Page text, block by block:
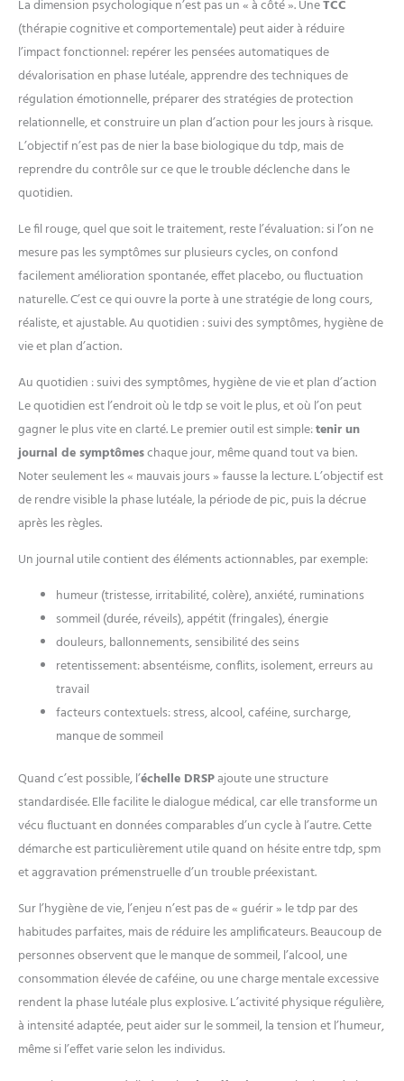
La dimension psychologique n’est pas un « à côté ». UneTCC
(thérapie cognitive et comportementale) peut aider à réduire
l’impact fonctionnel: repérer les pensées automatiques de
dévalorisation en phase lutéale, apprendre des techniques de
régulation émotionnelle, préparer des stratégies de protection
relationnelle, et construire un plan d’action pour les jours à risque.
L’objectif n’est pas de nier la base biologique du tdp, mais de
reprendre du contrôle sur ce que le trouble déclenche dans le
quotidien.
Le fil rouge, quel que soit le traitement, reste l’évaluation: si l’on ne
mesure pas les symptômes sur plusieurs cycles, on confond
facilement amélioration spontanée, effet placebo, ou fluctuation
naturelle. C’est ce qui ouvre la porte à une stratégie de long cours,
réaliste, et ajustable. Au quotidien : suivi des symptômes, hygiène de
vie et plan d’action.
Au quotidien : suivi des symptômes, hygiène de vie et plan d’action
Le quotidien est l’endroit où le tdp se voit le plus, et où l’on peut
gagner le plus vite en clarté. Le premier outil est simple:tenir un
journal de symptômeschaque jour, même quand tout va bien.
Noter seulement les « mauvais jours » fausse la lecture. L’objectif est
de rendre visible la phase lutéale, la période de pic, puis la décrue
après les règles.
Un journal utile contient des éléments actionnables, par exemple:
humeur (tristesse, irritabilité, colère), anxiété, ruminations
sommeil (durée, réveils), appétit (fringales), énergie
douleurs, ballonnements, sensibilité des seins
retentissement: absentéisme, conflits, isolement, erreurs au
travail
facteurs contextuels: stress, alcool, caféine, surcharge,
manque de sommeil
Quand c’est possible, l’échelle DRSPajoute une structure
standardisée. Elle facilite le dialogue médical, car elle transforme un
vécu fluctuant en données comparables d’un cycle à l’autre. Cette
démarche est particulièrement utile quand on hésite entre tdp, spm
et aggravation prémenstruelle d’un trouble préexistant.
Sur l’hygiène de vie, l’enjeu n’est pas de « guérir » le tdp par des
habitudes parfaites, mais de réduire les amplificateurs. Beaucoup de
personnes observent que le manque de sommeil, l’alcool, une
consommation élevée de caféine, ou une charge mentale excessive
rendent la phase lutéale plus explosive. L’activité physique régulière,
à intensité adaptée, peut aider sur le sommeil, la tension et l’humeur,
même si l’effet varie selon les individus.